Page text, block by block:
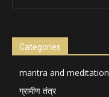
Categories
mantra and meditation
ग्रामीण तंत्र